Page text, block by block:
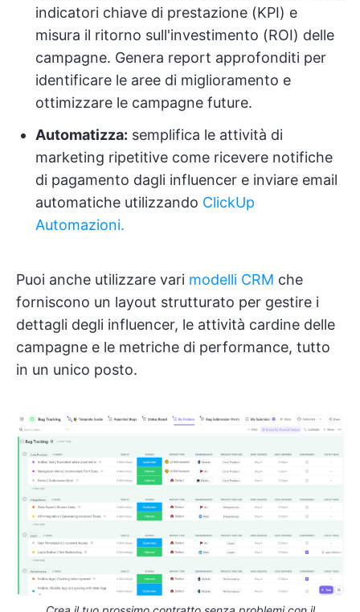
indicatori chiave di prestazione (KPI) e
misura il ritorno sull'investimento (ROI) delle
campagne. Genera report approfonditi per
identificare le aree di miglioramento e
ottimizzare le campagne future.
Automatizza: semplifica le attività di
marketing ripetitive come ricevere notifiche
di pagamento dagli influencer e inviare email
automatiche utilizzando ClickUp
Automazioni.
Puoi anche utilizzare vari modelli CRM che
forniscono un layout strutturato per gestire i
dettagli degli influencer, le attività cardine delle
campagne e le metriche di performance, tutto
in un unico posto.